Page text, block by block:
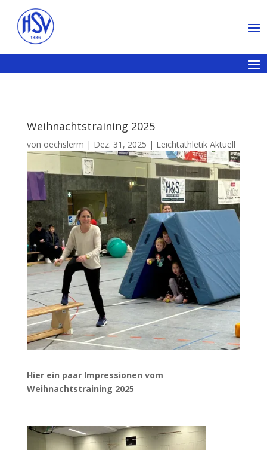
Weihnachtstraining 2025
von oechslerm | Dez. 31, 2025 | Leichtathletik Aktuell
Hier ein paar Impressionen vom
Weihnachtstraining 2025